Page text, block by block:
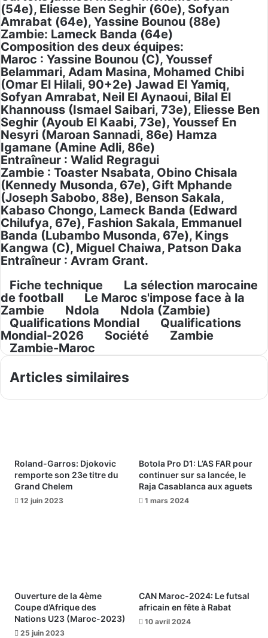
(54e), Eliesse Ben Seghir (60e), Sofyan
Amrabat (64e), Yassine Bounou (88e)
Zambie: Lameck Banda (64e)
Composition des deux équipes:
Maroc : Yassine Bounou (C), Youssef
Belammari, Adam Masina, Mohamed Chibi
(Omar El Hilali, 90+2e) Jawad El Yamiq,
Sofyan Amrabat, Neil El Aynaoui, Bilal El
Khannouss (Ismael Saibari, 73e), Eliesse Ben
Seghir (Ayoub El Kaabi, 73e), Youssef En
Nesyri (Maroan Sannadi, 86e) Hamza
Igamane (Amine Adli, 86e)
Entraîneur : Walid Regragui
Zambie : Toaster Nsabata, Obino Chisala
(Kennedy Musonda, 67e), Gift Mphande
(Joseph Sabobo, 88e), Benson Sakala,
Kabaso Chongo, Lameck Banda (Edward
Chilufya, 67e), Fashion Sakala, Emmanuel
Banda (Lubambo Musonda, 67e), Kings
Kangwa (C), Miguel Chaiwa, Patson Daka
Entraîneur : Avram Grant.
Fiche technique
La sélection marocaine
de football
Le Maroc s'impose face à la
Zambie
Ndola
Ndola (Zambie)
Qualifications Mondial
Qualifications
Mondial-2026
Société
Zambie
Zambie-Maroc
Articles similaires
Roland-Garros: Djokovic
remporte son 23e titre du
Grand Chelem
12 juin 2023
Botola Pro D1: L’AS FAR pour
continuer sur sa lancée, le
Raja Casablanca aux aguets
1 mars 2024
Ouverture de la 4ème
Coupe d’Afrique des
Nations U23 (Maroc-2023)
25 juin 2023
CAN Maroc-2024: Le futsal
africain en fête à Rabat
10 avril 2024